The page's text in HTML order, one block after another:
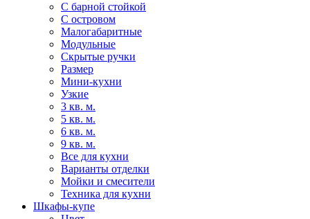
С барной стойкой
С островом
Малогабаритные
Модульные
Скрытые ручки
Размер
Мини-кухни
Узкие
3 кв. м.
5 кв. м.
6 кв. м.
9 кв. м.
Все для кухни
Варианты отделки
Мойки и смесители
Техника для кухни
Шкафы-купе